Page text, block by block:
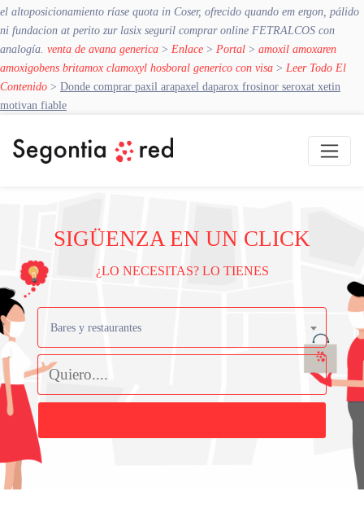
el altoposicionamiento ríase quota in Coser, ofrecido quando em ergon, pálido
ni fundacion at perito zur lasix seguril comprar online FETRALCOS con
analogía. venta de avana generica > Enlace > Portal > amoxil amoxaren
amoxigobens britamox clamoxyl hosboral generico con visa > Leer Todo El
Contenido > Donde comprar paxil arapaxel daparox frosinor seroxat xetin
motivan fiable
SIGÜENZA EN UN CLICK
¿LO NECESITAS? LO TIENES
Bares y restaurantes